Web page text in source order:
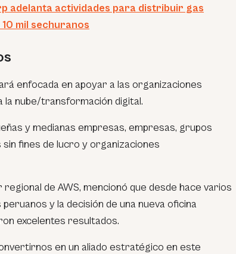
adelanta actividades para distribuir gas
mil sechuranos
enfocada en apoyar a las organizaciones
la nube/transformación digital.
y medianas empresas, empresas, grupos
fines de lucro y organizaciones
de AWS, mencionó que desde hace varios
y la decisión de una nueva oficina
excelentes resultados.
en un aliado estratégico en este